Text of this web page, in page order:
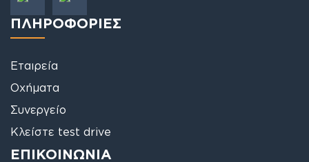
Εταιρεία
Συνεργείο
Κλείστε test drive
ΕΠΙΚΟΙΝΩΝΙΑ
Π.Ο. Λαρίσης - Καρδίτσης